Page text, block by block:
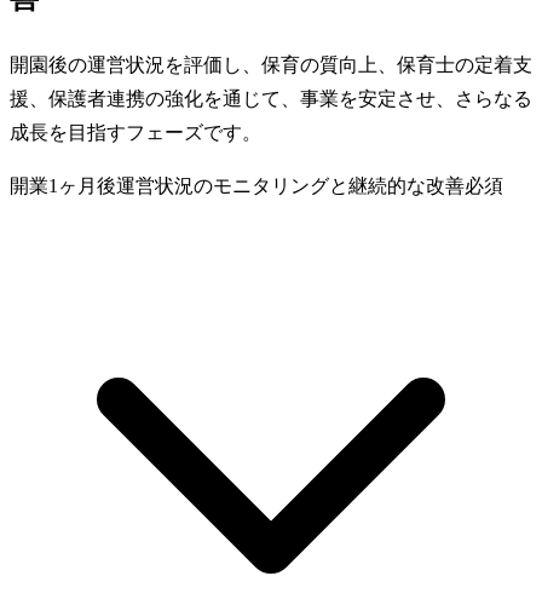
開園後の運営状況を評価し、保育の質向上、保育士の定着支
援、保護者連携の強化を通じて、事業を安定させ、さらなる
成長を目指すフェーズです。
開業1ヶ月後運営状況のモニタリングと継続的な改善必須